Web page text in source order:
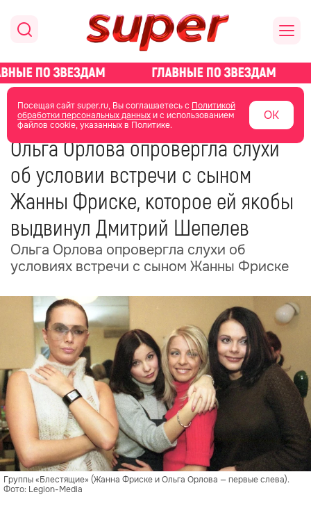
Посещая сайт super.ru, Вы соглашаетесь с Политикой
обработки персональных данныхи с использованием
файлов cookie, указанных в Политике.
ОК
главная новости о звездах новости
20 июня 15:48
Ольга Орлова опровергла слухи
об условии встречи с сыном
Жанны Фриске, которое ей якобы
выдвинул Дмитрий Шепелев
Ольга Орлова опровергла слухи об
условиях встречи с сыном Жанны Фриске
Группы «Блестящие» (Жанна Фриске и Ольга Орлова — первые слева).
Фото: Legion-Media